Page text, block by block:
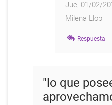
Jue, 01/02/
Milena Llop
respuesta
15
años.
Respuesta
"lo que